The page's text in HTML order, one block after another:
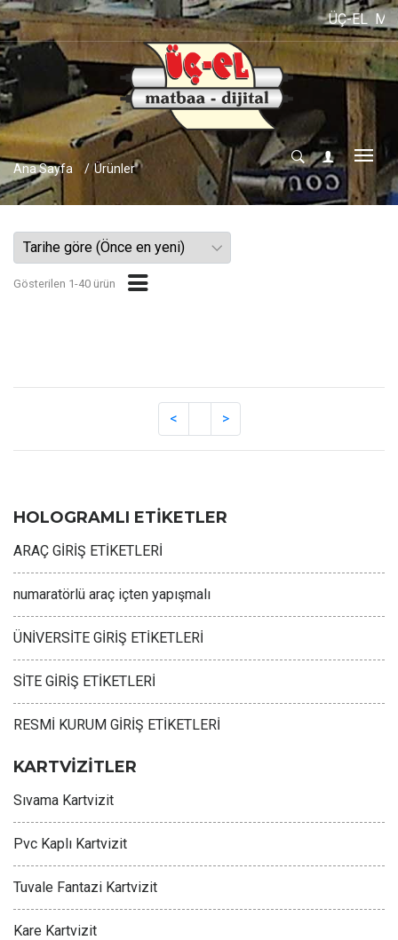
ÜÇ-EL MATBAA
Ana Sayfa Ürünler
Gösterilen 1-40 ürün
HOLOGRAMLI ETİKETLER
ARAÇ GİRİŞ ETİKETLERİ
numaratörlü araç içten yapışmalı
ÜNİVERSİTE GİRİŞ ETİKETLERİ
SİTE GİRİŞ ETİKETLERİ
RESMİ KURUM GİRİŞ ETİKETLERİ
KARTVİZİTLER
Sıvama Kartvizit
Pvc Kaplı Kartvizit
Tuvale Fantazi Kartvizit
Kare Kartvizit